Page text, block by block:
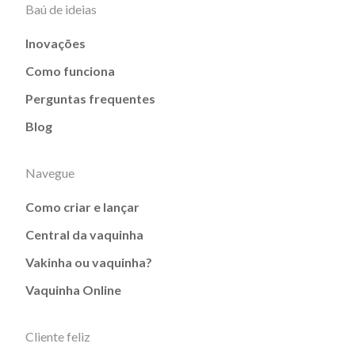
Baú de ideias
Inovações
Como funciona
Perguntas frequentes
Blog
Navegue
Como criar e lançar
Central da vaquinha
Vakinha ou vaquinha?
Vaquinha Online
Cliente feliz